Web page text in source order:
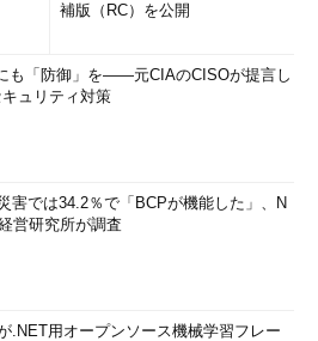
補版（RC）を公開
も「防御」を――元CIAのCISOが提言し
ュリティ対策
害では34.2％で「BCPが機能した」、N
営研究所が調査
.NET用オープンソース機械学習フレー